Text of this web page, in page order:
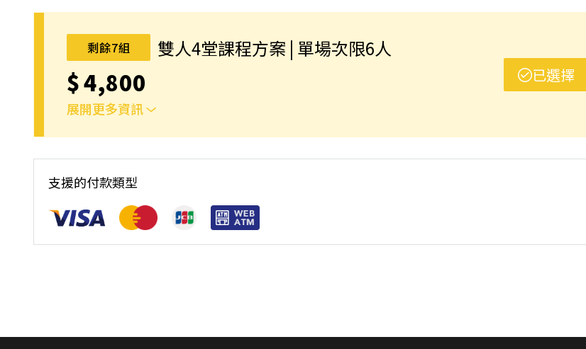
｜雙人報名方案說明｜本課程採4人開班，6人滿班制。歡迎邀請親友一同報名參加，一起精進匹克球基
完成後，如因天候因素無法上課，僅提供課程延期選項，恕不退費，請參閱【報名與課程異動規則】。報
名後視為您已同意上述規則。
剩餘7組 雙人4堂課程方案 | 單場次限6人
$4,800
展開更多資訊
已選擇
本功！ 如人數未達開班門檻，或因天候不佳無法如期舉行，POA將視情況安排延期或併班處理。 ⚠️ 報名
完成後，如因天候因素無法上課，僅提供課程延期選項，恕不退費，請參閱【報名與課程異動規則】。報
名後視為您已同意上述規則。
支援的付款類型